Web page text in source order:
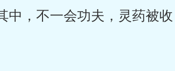
中，不一会功夫，灵药被收